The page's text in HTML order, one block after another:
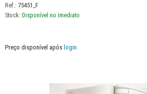
Ref.: 75451_F
Stock: Disponível no imediato
Preço disponível após login